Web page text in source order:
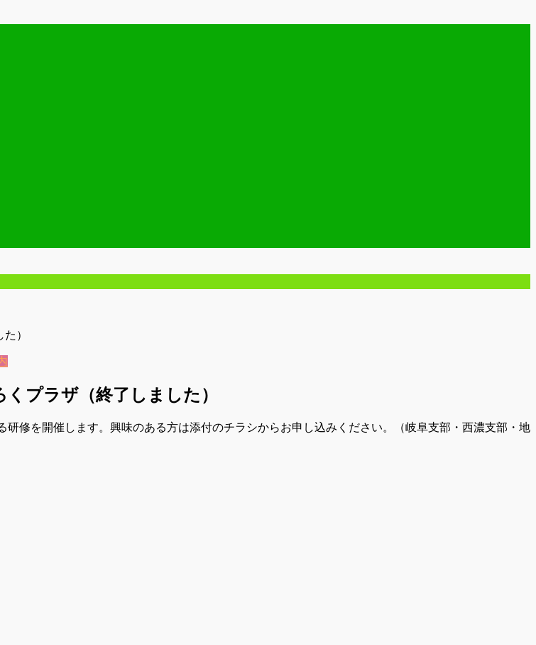
）
プラザ（終了しました）
修を開催します。興味のある方は添付のチラシからお申し込みください。（岐阜支部・西濃支部・地